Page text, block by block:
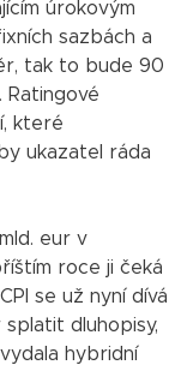
úrokovým
sazbách a
tak to bude 90
Ratingové
které
ukazatel ráda
eur v
roce ji čeká
se už nyní dívá
splatit dluhopisy,
hybridní